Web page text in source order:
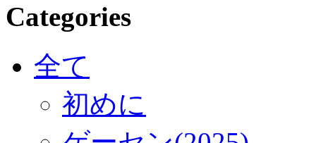
Categories
全て
初めに